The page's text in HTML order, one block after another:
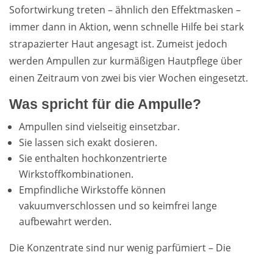
Sofortwirkung treten – ähnlich den Effektmasken –
immer dann in Aktion, wenn schnelle Hilfe bei stark
strapazierter Haut angesagt ist. Zumeist jedoch
werden Ampullen zur kurmäßigen Hautpflege über
einen Zeitraum von zwei bis vier Wochen eingesetzt.
Was spricht für die Ampulle?
Ampullen sind vielseitig einsetzbar.
Sie lassen sich exakt dosieren.
Sie enthalten hochkonzentrierte
Wirkstoffkombinationen.
Empfindliche Wirkstoffe können
vakuumverschlossen und so keimfrei lange
aufbewahrt werden.
Die Konzentrate sind nur wenig parfümiert – Die